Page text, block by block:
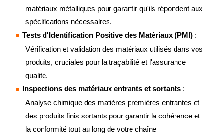
matériaux métalliques pour garantir qu'ils répondent aux
spécifications nécessaires.
Tests d'Identification Positive des Matériaux (PMI) :
Vérification et validation des matériaux utilisés dans vos
produits, cruciales pour la traçabilité et l'assurance
qualité.
Inspections des matériaux entrants et sortants :
Analyse chimique des matières premières entrantes et
des produits finis sortants pour garantir la cohérence et
la conformité tout au long de votre chaîne